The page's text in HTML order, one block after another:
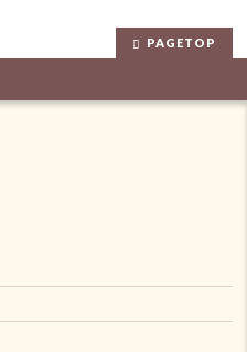
PAGETOP